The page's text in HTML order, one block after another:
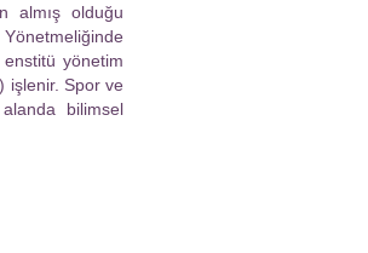
almış olduğu
enstitü yönetim
işlenir. Spor ve
bilimsel